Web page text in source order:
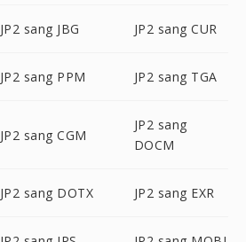
JP2 sang JBG JP2 sang CUR
JP2 sang PPM JP2 sang TGA
JP2 sang CGM
JP2 sang
DOCM
JP2 sang DOTX JP2 sang EXR